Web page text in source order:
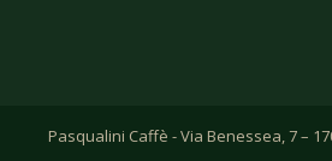
Pasqualini Caffè - Via Benessea, 7 –